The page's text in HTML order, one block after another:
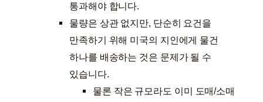
통과해야 합니다.
물량은 상관 없지만, 단순히 요건을
만족하기 위해 미국의 지인에게 물건
하나를 배송하는 것은 문제가 될 수
있습니다.
물론 작은 규모라도 이미 도매/소매